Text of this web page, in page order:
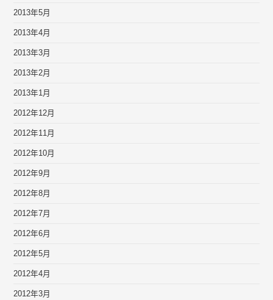
2013年5月
2013年4月
2013年3月
2013年2月
2013年1月
2012年12月
2012年11月
2012年10月
2012年9月
2012年8月
2012年7月
2012年6月
2012年5月
2012年4月
2012年3月